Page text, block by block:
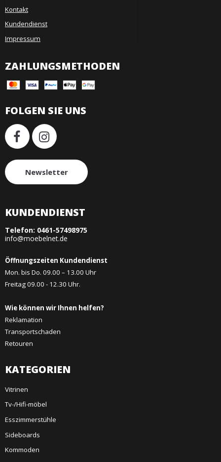
Kontakt
Kundendienst
Impressum
ZAHLUNGSMETHODEN
FOLGEN SIE UNS
Newsletter
KUNDENDIENST
Telefon: 0461-57498975
info@moebelnet.de
Öffnungszeiten Kundendienst
Mon. bis Do. 09.00 – 13.00 Uhr
Freitag 09.00 - 12.30 Uhr.
Wie können wir Ihnen helfen?
Reklamation
Transportschaden
Retouren
KATEGORIEN
Vitrinen
Tv-/Hifi-möbel
Esszimmerstühle
Sideboards
Kommoden